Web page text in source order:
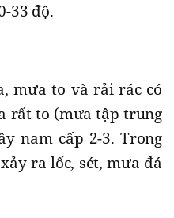
33 độ.
mưa to và rải rác có
rất to (mưa tập trung
nam cấp 2-3. Trong
ra lốc, sét, mưa đá